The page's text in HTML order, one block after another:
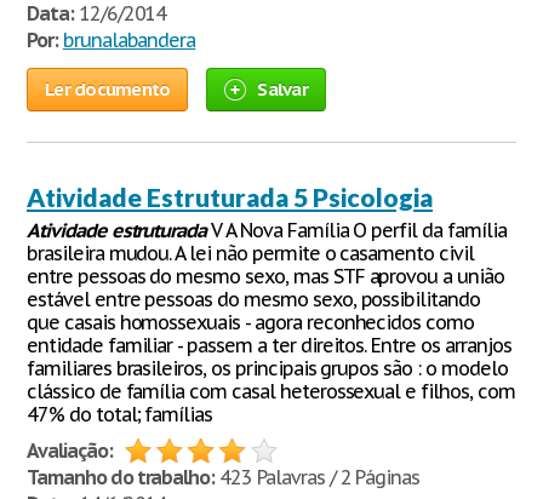
Data:12/6/2014
Por: brunalabandera
Ler documento Salvar
Atividade Estruturada 5 Psicologia
Atividade estruturadaV A Nova Família O perfil da família
brasileira mudou. A lei não permite o casamento civil
entre pessoas do mesmo sexo, mas STF aprovou a união
estável entre pessoas do mesmo sexo, possibilitando
que casais homossexuais - agora reconhecidos como
entidade familiar - passem a ter direitos. Entre os arranjos
familiares brasileiros, os principais grupos são : o modelo
clássico de família com casal heterossexual e filhos, com
47% do total; famílias
Avaliação:
Tamanho do trabalho:423 Palavras / 2 Páginas